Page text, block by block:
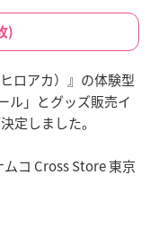
)
ヒロアカ）』の体験型
ル」とグッズ販売イ
定しました。
コ Cross Store 東京